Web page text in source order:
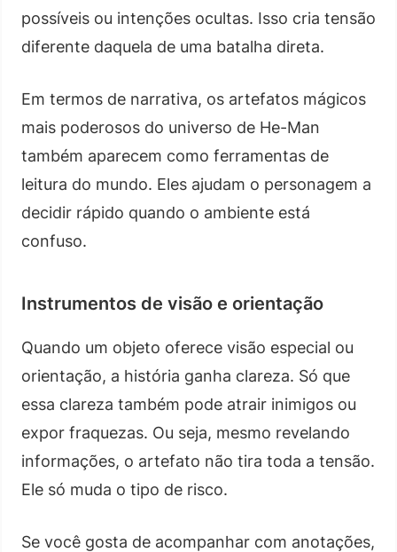
possíveis ou intenções ocultas. Isso cria tensão
diferente daquela de uma batalha direta.
Em termos de narrativa, os artefatos mágicos
mais poderosos do universo de He-Man
também aparecem como ferramentas de
leitura do mundo. Eles ajudam o personagem a
decidir rápido quando o ambiente está
confuso.
Instrumentos de visão e orientação
Quando um objeto oferece visão especial ou
orientação, a história ganha clareza. Só que
essa clareza também pode atrair inimigos ou
expor fraquezas. Ou seja, mesmo revelando
informações, o artefato não tira toda a tensão.
Ele só muda o tipo de risco.
Se você gosta de acompanhar com anotações,